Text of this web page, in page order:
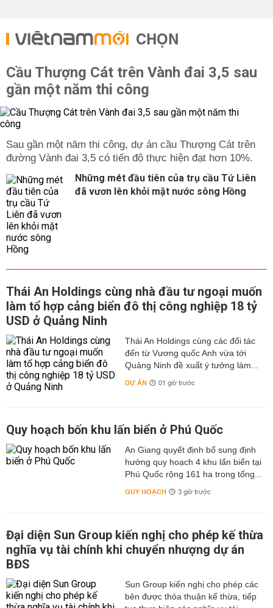
CHỌN
Cầu Thượng Cát trên Vành đai 3,5 sau
gần một năm thi công
Sau gần một năm thi công, dự án cầu Thượng Cát trên
đường Vành đai 3,5 có tiến độ thực hiện đạt hơn 10%.
Những mét đầu tiên của trụ cầu Tứ Liên
đã vươn lên khỏi mặt nước sông Hồng
Thái An Holdings cùng nhà đầu tư ngoại muốn
làm tổ hợp cảng biển đô thị công nghiệp 18 tỷ
USD ở Quảng Ninh
Thái An Holdings cùng các đối tác
đến từ Vương quốc Anh vừa tới
Quảng Ninh đề xuất ý tưởng làm...
DỰ ÁN 01 giờ trước
Quy hoạch bốn khu lấn biển ở Phú Quốc
An Giang quyết định bổ sung định
hướng quy hoạch 4 khu lấn biển tại
Phú Quốc rộng 161 ha trong tổng...
QUY HOẠCH 3 giờ trước
Đại diện Sun Group kiến nghị cho phép kế thừa
nghĩa vụ tài chính khi chuyển nhượng dự án
BĐS
Sun Group kiến nghị cho phép các
bên được thỏa thuận kế thừa, tiếp